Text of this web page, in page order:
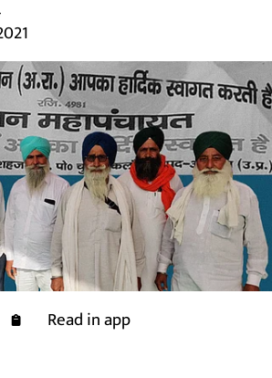
Read in app